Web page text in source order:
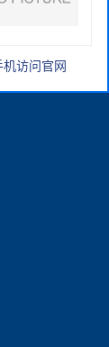
机访问官网